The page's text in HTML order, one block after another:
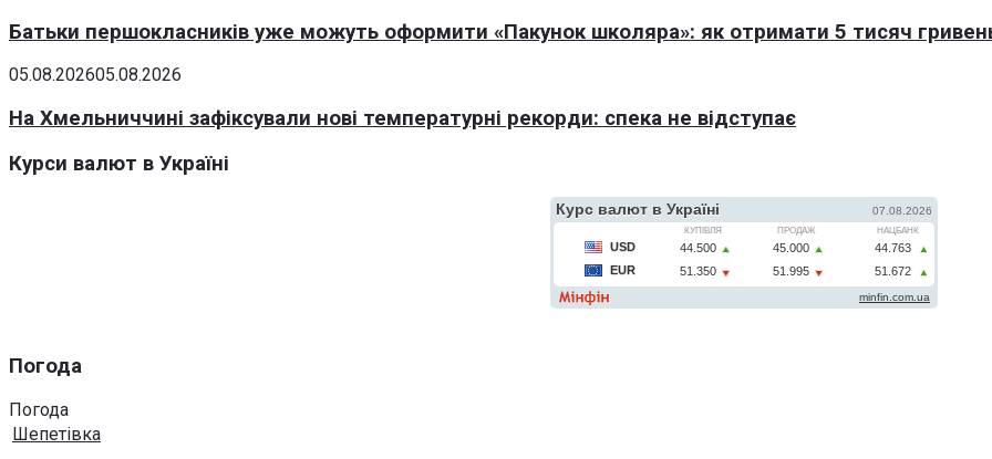
Батьки першокласників уже можуть оформити «Пакунок школяра»: як отримати 5 тисяч
05.08.202605.08.2026
На Хмельниччині зафіксували нові температурні рекорди: спека не відступає
Курси валют в Україні
Погода
Погода
Шепетівка